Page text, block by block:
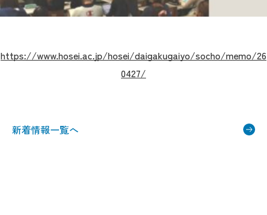
https://www.hosei.ac.jp/hosei/daigakugaiyo/socho/memo/26
0427/
新着情報一覧へ